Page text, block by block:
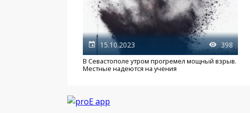
15.10.2023 398
В Севастополе утром прогремел мощный взрыв.
Местные надеются на учения